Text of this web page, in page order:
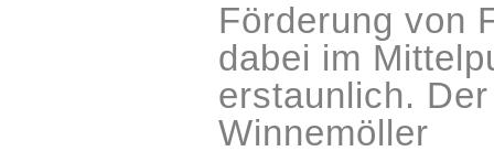
Förderung von
dabei im
erstaunlich.
Winnemöller